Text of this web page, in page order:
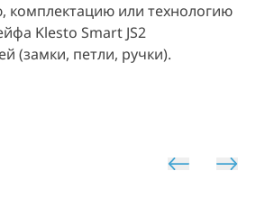
комплектацию или технологию
Klesto Smart JS2
(замки, петли, ручки).